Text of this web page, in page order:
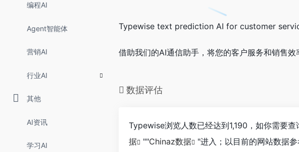
编程AI
Agent智能体
营销AI
行业AI
其他
AI资讯
学习AI
Typewise text prediction AI for customer
借助我们的AI通信助手，将您的客户服务和销售效
数据评估
Typewise浏览人数已经达到1,190，如你需要
据
""Chinaz数据
"进入；以目前的网站数据